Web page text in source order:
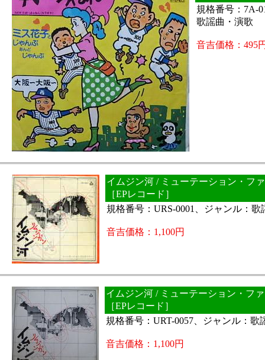
規格番号：7A-
歌謡曲・演歌
音吉価格：495
イムジン河 / ミューテーション・フ
［EPレコード］
規格番号：URS-0001、ジャンル：歌
音吉価格：1,100円
イムジン河 / ミューテーション・フ
［EPレコード］
規格番号：URT-0057、ジャンル：歌
音吉価格：1,100円